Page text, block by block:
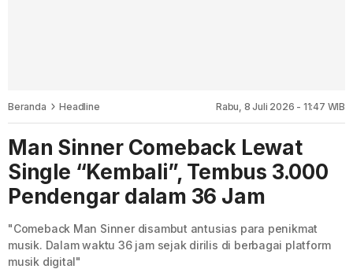
Beranda Headline Rabu, 8 Juli 2026 - 11:47 WIB
Man Sinner Comeback Lewat
Single “Kembali”, Tembus 3.000
Pendengar dalam 36 Jam
"Comeback Man Sinner disambut antusias para penikmat
musik. Dalam waktu 36 jam sejak dirilis di berbagai platform
musik digital"